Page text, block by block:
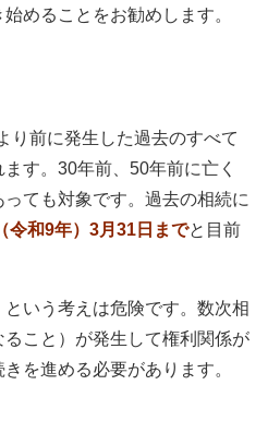
めることをお勧めします。
り前に発生した過去のすべて
す。30年前、50年前に亡く
ても対象です。過去の相続に
令和9年）3月31日までと目前
という考えは危険です。数次相
こと）が発生して権利関係が
を進める必要があります。